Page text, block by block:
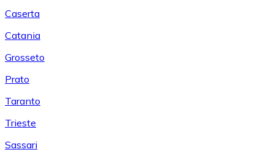
Caserta
Catania
Grosseto
Prato
Taranto
Trieste
Sassari